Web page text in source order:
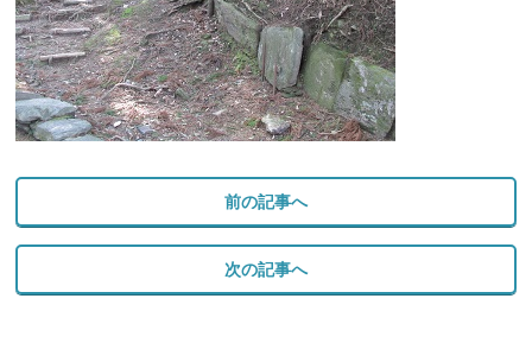
前の記事へ
次の記事へ